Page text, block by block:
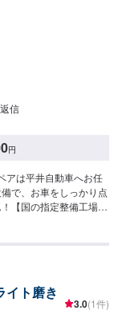
信
円
アは平井自動車へお任
で、お車をしっかり点
【国の指定整備工場】
い…などのご相談もお
車-----納期について----
件などにより、納期は
代車について-----無料
イト磨き
3.0(1件)